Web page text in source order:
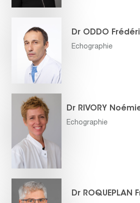
Dr ODDO
Echographie
Dr RIVORY
Echographie
Dr ROQUEPLAN